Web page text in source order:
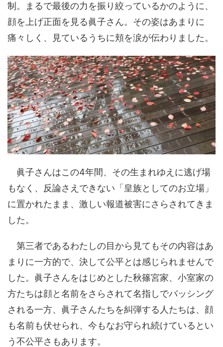
制。まるで最後の力を振り絞っているかのように、
顔を上げ正面を見る眞子さん。その姿はあまりに
痛々しく、見ているうちに頬を涙が伝わりました。
眞子さんはこの4年間、その生まれゆえに逃げ場
もなく、反論さえできない「皇族としてのお立場」
に置かれたまま、激しい報道被害にさらされてきま
した。
第三者であるわたしの目から見てもその内容はあ
まりに一方的で、決して公平とは感じられませんで
した。眞子さんをはじめとした秋篠宮家、小室家の
方たちは顔と名前をさらされて名指しでバッシング
される一方、眞子さんたちを糾弾する人たちは、顔
も名前も伏せられ、今もなお守られ続けているとい
う不公平さもあります。